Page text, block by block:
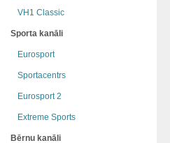
VH1 Classic
Sporta kanāli
Eurosport
Sportacentrs
Eurosport 2
Extreme Sports
Bērnu kanāli